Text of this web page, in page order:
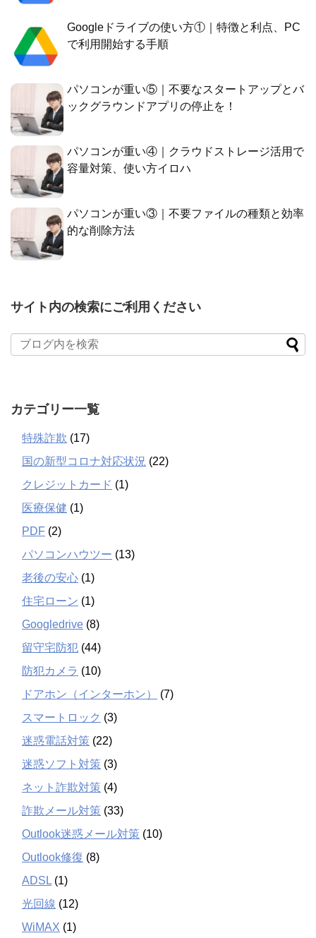
Googleドライブの使い方①｜特徴と利点、PC
で利用開始する手順
パソコンが重い⑤｜不要なスタートアップとバ
ックグラウンドアプリの停止を！
パソコンが重い④｜クラウドストレージ活用で
容量対策、使い方イロハ
パソコンが重い③｜不要ファイルの種類と効率
的な削除方法
サイト内の検索にご利用ください
カテゴリー一覧
特殊詐欺 (17)
国の新型コロナ対応状況 (22)
クレジットカード (1)
医療保健 (1)
PDF (2)
パソコンハウツー (13)
老後の安心 (1)
住宅ローン (1)
Googledrive (8)
留守宅防犯 (44)
防犯カメラ (10)
ドアホン（インターホン）
(7)
スマートロック (3)
迷惑電話対策 (22)
迷惑ソフト対策 (3)
ネット詐欺対策 (4)
詐欺メール対策 (33)
Outlook迷惑メール対策 (10)
Outlook修復 (8)
ADSL (1)
光回線 (12)
WiMAX (1)